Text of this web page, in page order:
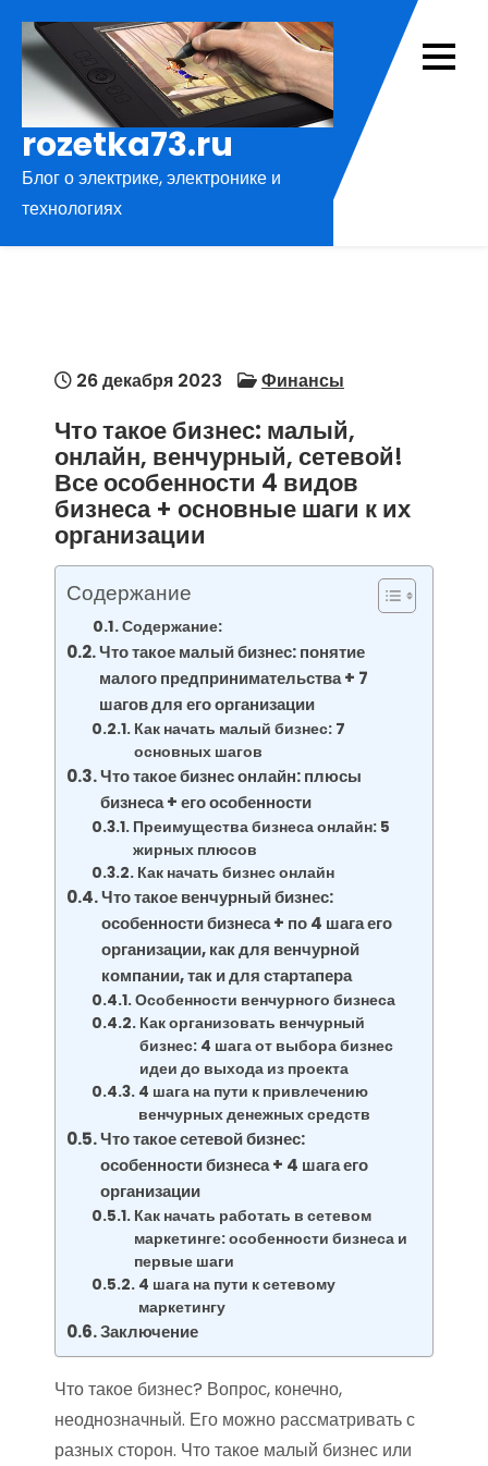
содержимому
rozetka73.ru
Блог о электрике, электронике и
технологиях
26 декабря 2023 Финансы
Что такое бизнес: малый,
онлайн, венчурный, сетевой!
Все особенности 4 видов
бизнеса + основные шаги к их
организации
Содержание
Содержание:
Что такое малый бизнес: понятие
малого предпринимательства + 7
шагов для его организации
Как начать малый бизнес: 7
основных шагов
Что такое бизнес онлайн: плюсы
бизнеса + его особенности
Преимущества бизнеса онлайн: 5
жирных плюсов
Как начать бизнес онлайн
Что такое венчурный бизнес:
особенности бизнеса + по 4 шага его
организации, как для венчурной
компании, так и для стартапера
Особенности венчурного бизнеса
Как организовать венчурный
бизнес: 4 шага от выбора бизнес
идеи до выхода из проекта
4 шага на пути к привлечению
венчурных денежных средств
Что такое сетевой бизнес:
особенности бизнеса + 4 шага его
организации
Как начать работать в сетевом
маркетинге: особенности бизнеса и
первые шаги
4 шага на пути к сетевому
маркетингу
Заключение
Что такое бизнес? Вопрос, конечно,
неоднозначный. Его можно рассматривать с
разных сторон. Что такое малый бизнес или